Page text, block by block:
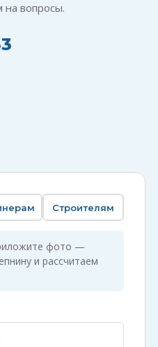
на вопросы.
Строителям
фото —
и рассчитаем